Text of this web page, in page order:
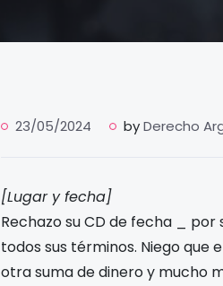
23/05/2024 byDerecho
[Lugar y fecha]
Rechazo su CD de fecha _
todos sus términos. Niego que
otra suma de dinero y mucho